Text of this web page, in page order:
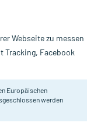
von
Webseite zu messen
Tracking, Facebook
Europäischen
werden